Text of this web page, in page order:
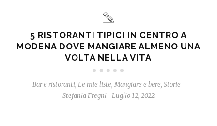
5 RISTORANTI TIPICI IN CENTRO A
MODENA DOVE MANGIARE ALMENO UNA
VOLTA NELLA VITA
Bar e ristoranti, Le mie liste,Mangiare e bere, Storie -
Stefania Fregni - Luglio 12, 2022